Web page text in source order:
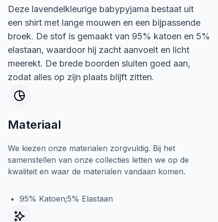
Deze lavendelkleurige babypyjama bestaat uit
een shirt met lange mouwen en een bijpassende
broek. De stof is gemaakt van 95% katoen en 5%
elastaan, waardoor hij zacht aanvoelt en licht
meerekt. De brede boorden sluiten goed aan,
zodat alles op zijn plaats blijft zitten.
Materiaal
We kiezen onze materialen zorgvuldig. Bij het
samenstellen van onze collecties letten we op de
kwaliteit en waar de materialen vandaan komen.
95% Katoen;5% Elastaan